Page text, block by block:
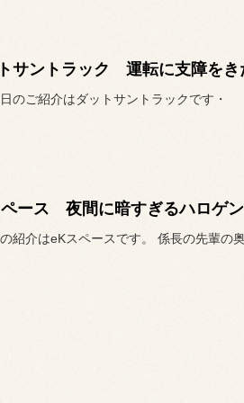
のご紹介はダットサントラックです・